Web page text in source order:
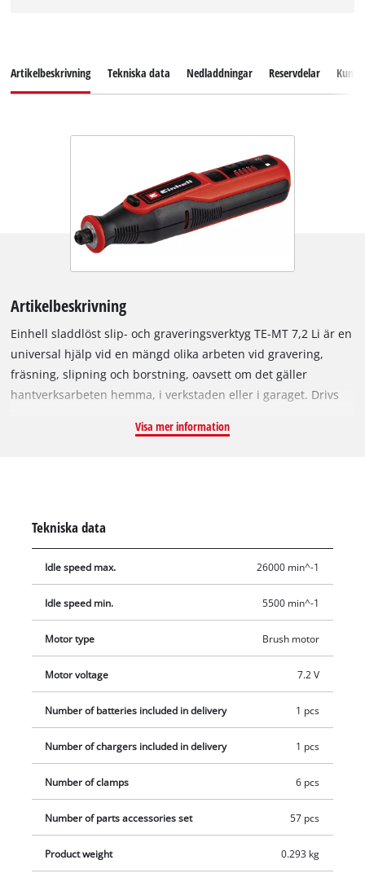
Artikelbeskrivning Tekniska data Nedladdningar Reservdelar
Artikelbeskrivning
Einhell sladdlöst slip- och graveringsverktyg TE-MT 7,2 Li är en
universal hjälp vid en mängd olika arbeten vid gravering,
fräsning, slipning och borstning, oavsett om det gäller
hantverksarbeten hemma, i verkstaden eller i garaget. Drivs
med LED-indikation möjliggör materialanpassad användning i
lysring. Dit hör ergonomisk softgrip för säkrare fäste och
gravering, apparaten kan användas till allt tack vare
medföljande laddstation. I leveransen ingår ett omfattande
tillbehörsset med 57 delar i en praktisk förvaringslåda, som
gör att det knappt finns gränser för vad den kan användas till.
Visa mer information
Tekniska data
Idle speed max. 26000 min^-1
Idle speed min. 5500 min^-1
Motor type Brush motor
Motor voltage 7.2 V
Number of batteries included in delivery 1 pcs
Number of chargers included in delivery 1 pcs
Number of clamps 6 pcs
Number of parts accessories set 57 pcs
Product weight 0.293 kg